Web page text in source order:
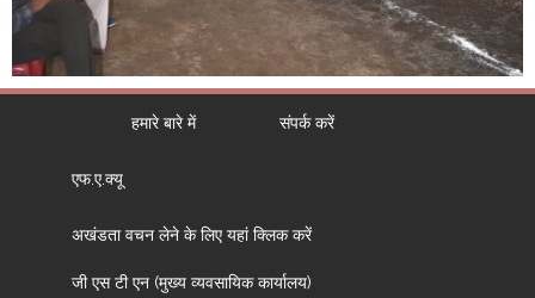
हमारे बारे में संपर्क करें
एफ.ए.क्यू
अखंडता वचन लेने के लिए यहां क्लिक करें
जी एस टी एन (मुख्य व्यवसायिक कार्यालय)